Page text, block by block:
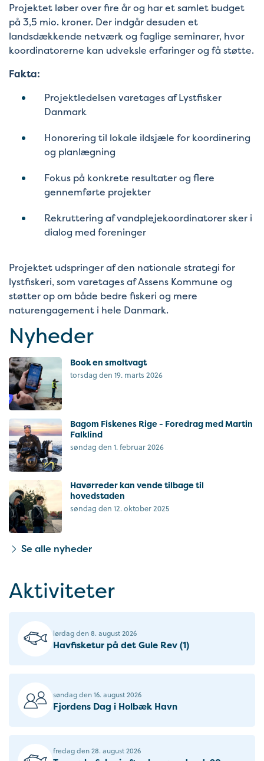
Projektet løber over fire år og har et samlet budget
på 3,5 mio. kroner. Der indgår desuden et
landsdækkende netværk og faglige seminarer, hvor
koordinatorerne kan udveksle erfaringer og få støtte.
Fakta:
Projektledelsen varetages af Lystfisker
Danmark
Honorering til lokale ildsjæle for koordinering
og planlægning
Fokus på konkrete resultater og flere
gennemførte projekter
Rekruttering af vandplejekoordinatorer sker i
dialog med foreninger
Projektet udspringer af den nationale strategi for
lystfiskeri, som varetages af Assens Kommune og
støtter op om både bedre fiskeri og mere
naturengagement i hele Danmark.
Nyheder
Book en smoltvagt
torsdag den 19. marts 2026
Bagom Fiskenes Rige - Foredrag med Martin
Falklind
søndag den 1. februar 2026
Havørreder kan vende tilbage til
hovedstaden
søndag den 12. oktober 2025
Se alle nyheder
Aktiviteter
lørdag den 8. august 2026
Havfisketur på det Gule Rev (1)
søndag den 16. august 2026
Fjordens Dag i Holbæk Havn
fredag den 28. august 2026